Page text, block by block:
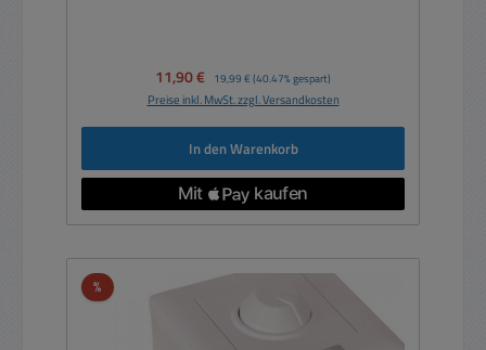
Verkaufspreis:
11,90 € Regulärer Preis:
19,99 € (40.47% gespart)
Preise inkl. MwSt. zzgl. Versandkosten
In den Warenkorb
%Rabatt